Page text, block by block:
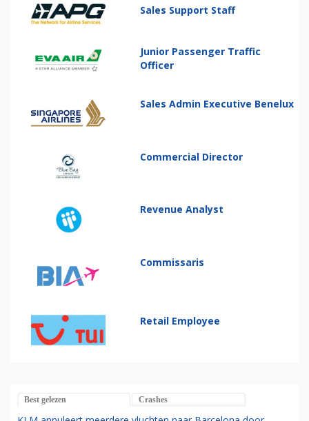
Sales Support Staff
Junior Passenger Traffic
Officer
Sales Admin Executive Benelux
Commercial Director
Revenue Analyst
Commissaris
Retail Employee
Best gelezen Crashes